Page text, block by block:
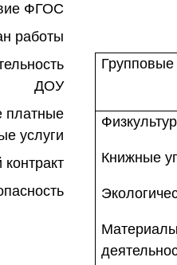
ФГОС
работы
ДОУ
платные
услуги
Книжные